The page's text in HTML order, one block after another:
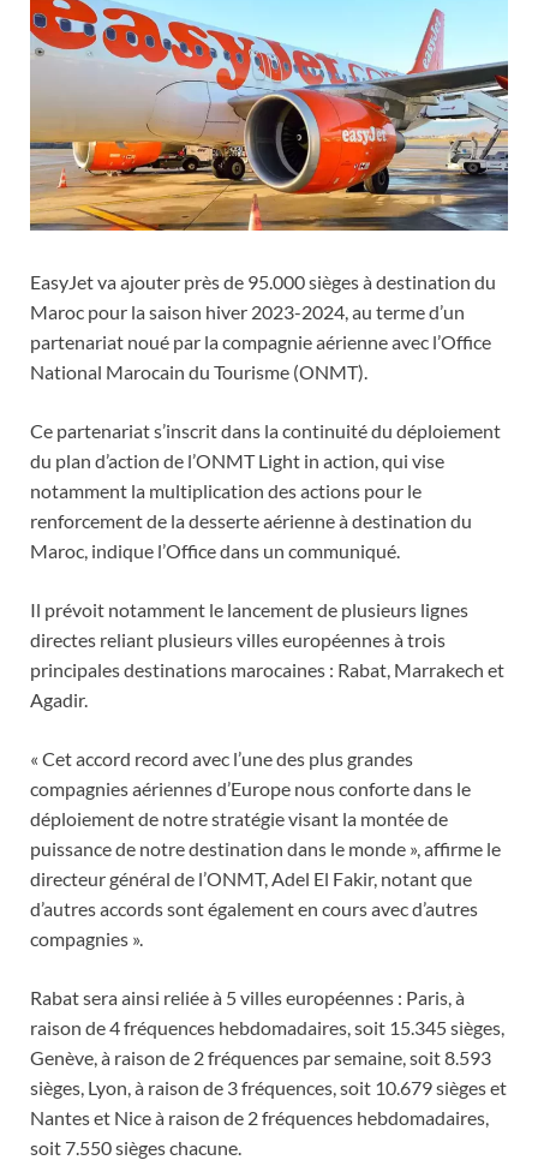
EasyJet va ajouter près de 95.000 sièges à destination du
Maroc pour la saison hiver 2023-2024, au terme d’un
partenariat noué par la compagnie aérienne avec l’Office
National Marocain du Tourisme (ONMT).
Ce partenariat s’inscrit dans la continuité du déploiement
du plan d’action de l’ONMT Light in action, qui vise
notamment la multiplication des actions pour le
renforcement de la desserte aérienne à destination du
Maroc, indique l’Office dans un communiqué.
Il prévoit notamment le lancement de plusieurs lignes
directes reliant plusieurs villes européennes à trois
principales destinations marocaines : Rabat, Marrakech et
Agadir.
« Cet accord record avec l’une des plus grandes
compagnies aériennes d’Europe nous conforte dans le
déploiement de notre stratégie visant la montée de
puissance de notre destination dans le monde », affirme le
directeur général de l’ONMT, Adel El Fakir, notant que
d’autres accords sont également en cours avec d’autres
compagnies ».
Rabat sera ainsi reliée à 5 villes européennes : Paris, à
raison de 4 fréquences hebdomadaires, soit 15.345 sièges,
Genève, à raison de 2 fréquences par semaine, soit 8.593
sièges, Lyon, à raison de 3 fréquences, soit 10.679 sièges et
Nantes et Nice à raison de 2 fréquences hebdomadaires,
soit 7.550 sièges chacune.